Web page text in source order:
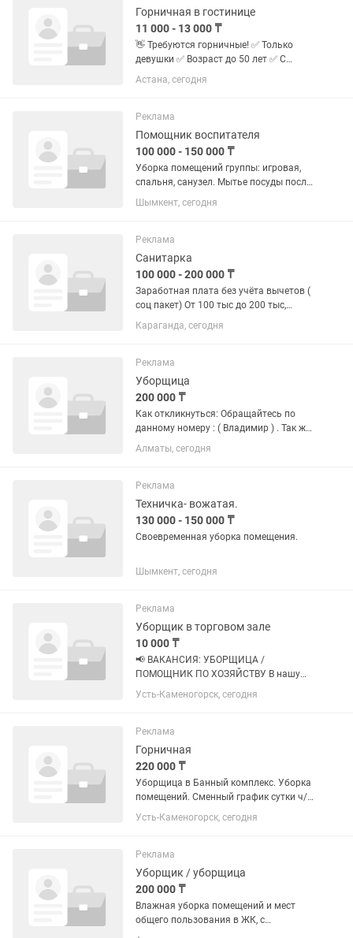
за...
Горничная в гостинице
11 000 - 13 000 ₸
👋 Требуются горничные! ✅ Только
девушки ✅ Возраст до 50 лет ✅ С
опытом работы 🕗 График: 08:00–20:00
▪️5/2 или 2/2 💰 Оплата: 11 000-13 000 тг
▪️ Уборка...
Астана, сегодня
Реклама
Помощник воспитателя
100 000 - 150 000 ₸
Уборка помещений группы: игровая,
спальня, санузел. Мытье посуды после
приема пищи. Уборка уличных
площадок. Опыт Приветствуется.
исполнительная и любящая детей
женщина...
Шымкент, сегодня
Реклама
Санитарка
100 000 - 200 000 ₸
Заработная плата без учёта вычетов (
соц пакет) От 100 тыс до 200 тыс,
график 5/2 Обязанности: Ежедневная
текущая и генеральная уборка
санитарно-эпидемиологического...
Караганда, сегодня
Реклама
Уборщица
200 000 ₸
Как откликнуться: Обращайтесь по
данному номеру : ( Владимир ) . Так же
напишите на какую вакансию
претендуете , и прикрепите резюме с
месяц. График...
Алматы, сегодня
Реклама
Техничка- вожатая.
130 000 - 150 000 ₸
Своевременная уборка помещения.
Шымкент, сегодня
Реклама
Уборщик в торговом зале
10 000 ₸
📢 ВАКАНСИЯ: УБОРЩИЦА /
ПОМОЩНИК ПО ХОЗЯЙСТВУ В нашу
команду требуется ответственная,
аккуратная и трудолюбивая уборщица.
магазине. • Влажная уборка
помещений. •...
Усть-Каменогорск, сегодня
Реклама
Горничная
220 000 ₸
Уборщица в Банный комплекс. Уборка
помещений. Сменный график сутки ч/з
трое. 8 выходов в месяц, смена 27.500
Усть-Каменогорск, сегодня
Реклама
Уборщик / уборщица
200 000 ₸
Влажная уборка помещений и мест
общего пользования в ЖК, с
понедельника по пятницу, с 08:00 до